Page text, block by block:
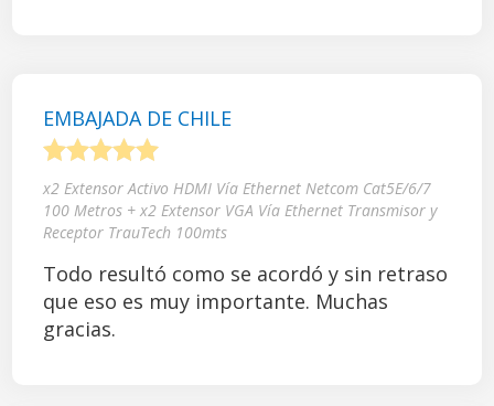
EMBAJADA DE CHILE
x2 Extensor Activo HDMI Vía Ethernet Netcom Cat5E/6/7
100 Metros + x2 Extensor VGA Vía Ethernet Transmisor y
Receptor TrauTech 100mts
Todo resultó como se acordó y sin retraso
que eso es muy importante. Muchas
gracias.